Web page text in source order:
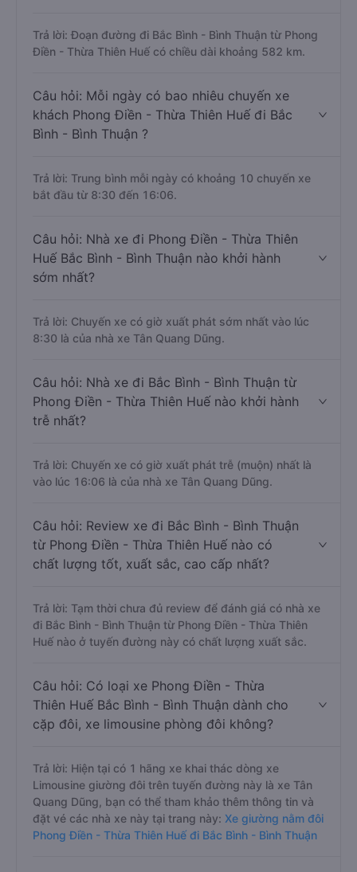
Trả lời: Đoạn đường đi Bắc Bình - Bình Thuận từ Phong
Điền - Thừa Thiên Huế có chiều dài khoảng 582 km.
Câu hỏi: Mỗi ngày có bao nhiêu chuyến xe
khách Phong Điền - Thừa Thiên Huế đi Bắc
Bình - Bình Thuận ?
Trả lời: Trung bình mỗi ngày có khoảng 10 chuyến xe
bắt đầu từ 8:30 đến 16:06.
Câu hỏi: Nhà xe đi Phong Điền - Thừa Thiên
Huế Bắc Bình - Bình Thuận nào khởi hành
sớm nhất?
Trả lời: Chuyến xe có giờ xuất phát sớm nhất vào lúc
8:30 là của nhà xe Tân Quang Dũng.
Câu hỏi: Nhà xe đi Bắc Bình - Bình Thuận từ
Phong Điền - Thừa Thiên Huế nào khởi hành
trễ nhất?
Trả lời: Chuyến xe có giờ xuất phát trễ (muộn) nhất là
vào lúc 16:06 là của nhà xe Tân Quang Dũng.
Câu hỏi: Review xe đi Bắc Bình - Bình Thuận
từ Phong Điền - Thừa Thiên Huế nào có
chất lượng tốt, xuất sắc, cao cấp nhất?
Trả lời: Tạm thời chưa đủ review để đánh giá có nhà xe
đi Bắc Bình - Bình Thuận từ Phong Điền - Thừa Thiên
Huế nào ở tuyến đường này có chất lượng xuất sắc.
Câu hỏi: Có loại xe Phong Điền - Thừa
Thiên Huế Bắc Bình - Bình Thuận dành cho
cặp đôi, xe limousine phòng đôi không?
Trả lời: Hiện tại có 1 hãng xe khai thác dòng xe
Limousine giường đôi trên tuyến đường này là xe Tân
Quang Dũng, bạn có thể tham khảo thêm thông tin và
đặt vé các nhà xe này tại trang này: Xe giường nằm đôi
Phong Điền - Thừa Thiên Huế đi Bắc Bình - Bình Thuận